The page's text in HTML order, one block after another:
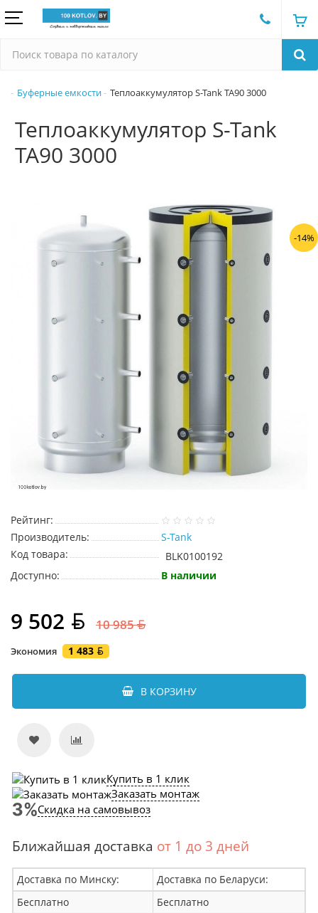
Буферные емкости Теплоаккумулятор S-Tank TA90 3000
Теплоаккумулятор S-Tank
TA90 3000
-14%
Рейтинг:
Производитель:
S-Tank
Код товара:
BLK0100192
Доступно:
В наличии
9 502 10 985
Экономия 1 483
В КОРЗИНУ
Купить в 1 клик
Заказать монтаж
Скидка на самовывоз
Ближайшая доставка от 1 до 3 дней
Доставка по Минску:
Доставка по Беларуси:
Бесплатно
Бесплатно